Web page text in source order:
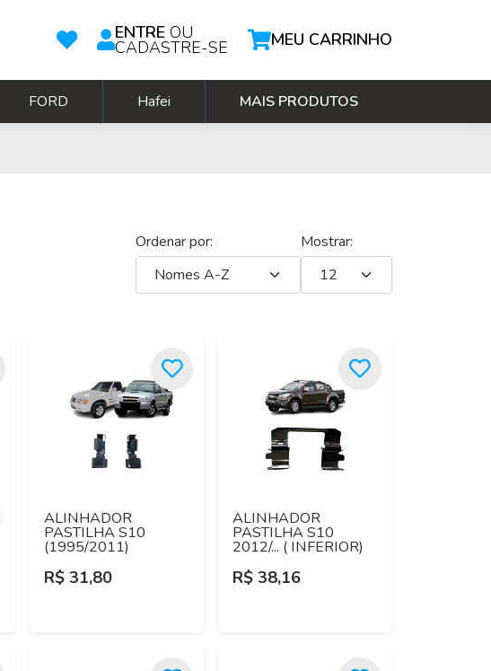
ENTREOU
CADASTRE-SE MEU CARRINHO
FORD Hafei MAIS PRODUTOS
Ordenar por: Mostrar:
ALINHADOR
PASTILHA S10
(1995/2011)
R$ 31,80
ALINHADOR
PASTILHA S10
2012/... ( INFERIOR)
R$ 38,16